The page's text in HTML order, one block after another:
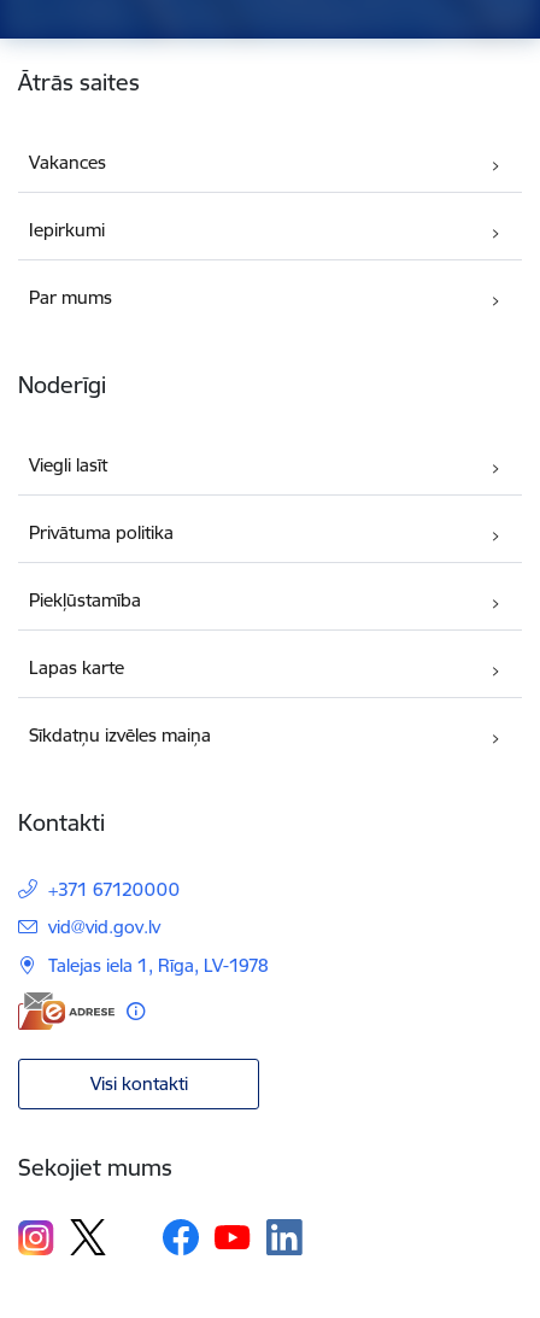
Kājene
Ātrās saites
Vakances
Iepirkumi
Par mums
Noderīgi
Viegli lasīt
Privātuma politika
Piekļūstamība
Lapas karte
Sīkdatņu izvēles maiņa
Kontakti
+371 67120000
E-pasts:
vid@vid.gov.lv
Talejas iela 1, Rīga, LV-1978
Visi kontakti
Sekojiet mums